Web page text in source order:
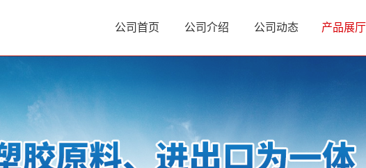
公司首页 公司介绍 公司动态 产品展厅